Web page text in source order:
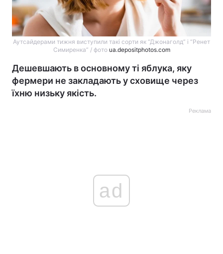
Аутсайдерами тижня виступили такі сорти як “Джонаголд” і “Ренет
Симиренка” / фото ua.depositphotos.com
Дешевшають в основному ті яблука, яку
фермери не закладають у сховище через
їхню низьку якість.
Реклама
ad